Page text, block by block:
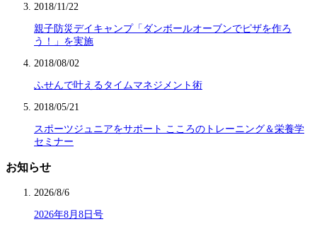
2018/11/22
親子防災デイキャンプ「ダンボールオーブンでピザを作ろ
う！」を実施
2018/08/02
ふせんで叶えるタイムマネジメント術
2018/05/21
スポーツジュニアをサポート こころのトレーニング＆栄養学
セミナー
お知らせ
2026/8/6
2026年8月8日号